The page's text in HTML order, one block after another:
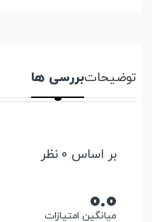
توضیحاتبررسی ها
بر اساس 0 نظر
0.0
میانگین امتیازات